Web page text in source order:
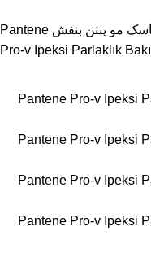
ماسک مو پنتن بنفش Pantene
Pro-v Ipeksi Parlaklık